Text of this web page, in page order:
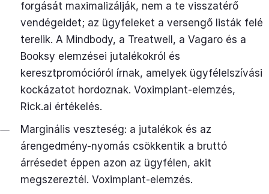
forgását maximalizálják, nem a te visszatérő
vendégeidet; az ügyfeleket a versengő listák felé
terelik. A Mindbody, a Treatwell, a Vagaro és a
Booksy elemzései jutalékokról és
keresztpromócióról írnak, amelyek ügyfélelszívási
kockázatot hordoznak. Voximplant-elemzés,
Rick.ai értékelés.
Marginális veszteség: a jutalékok és az
árengedmény-nyomás csökkentik a bruttó
árrésedet éppen azon az ügyfélen, akit
megszereztél. Voximplant-elemzés.